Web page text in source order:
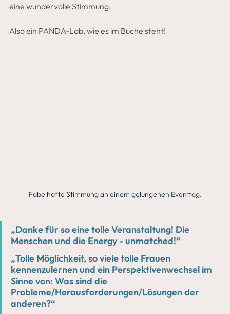
eine wundervolle Stimmung.
Also ein PANDA-Lab, wie es im Buche steht!
Fabelhafte Stimmung an einem gelungenen Eventtag.
„Danke für so eine tolle Veranstaltung! Die
Menschen und die Energy - unmatched!“
„Tolle Möglichkeit, so viele tolle Frauen
kennenzulernen und ein Perspektivenwechsel im
Sinne von: Was sind die
Probleme/Herausforderungen/Lösungen der
anderen?“